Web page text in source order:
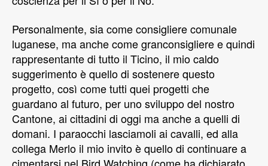
Personalmente, sia come consigliere comunale
luganese, ma anche come granconsigliere e quindi
rappresentante di tutto il Ticino, il mio caldo
suggerimento è quello di sostenere questo
progetto, così come tutti quei progetti che
guardano al futuro, per uno sviluppo del nostro
Cantone, ai cittadini di oggi ma anche a quelli di
domani. I paraocchi lasciamoli ai cavalli, ed alla
collega Merlo il mio invito è quello di continuare a